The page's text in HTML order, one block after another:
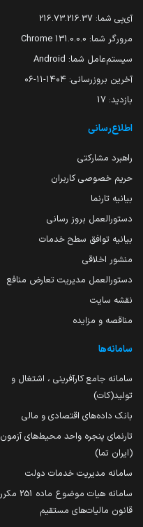
آی‌پی شما: 216.73.216.37
مرورگر شما: 131.0.0.0 Chrome
سیستم‌عامل شما: Android
آخرین بروزرسانی: ۱۴۰۴-۱۱-۰۶
بازدید: 17
اطلاع‌رسانی
راهبرد مشارکتی
حریم خصوصی کاربران
بیانیه تارنما
دستورالعمل بروز رسانی
بیانیه توافق سطح خدمات
منشور اخلاقی
دستورالعمل مدیریت تعارض منافع
نقشه سایت
مناقصه و مزایده
سامانه‌ها
سامانه جامع کارآفرینی ، اشتغال و
تولید(کات)
بانک داده‌های اقتصادی و مالی
تارنمای پنجره واحد محیط‌های آزمون
(ایران تما)
سامانه مدیریت خدمات دولت
سامانه هیات موضوع ماده 251 مکرر
قانون مالیات‌های مستقیم